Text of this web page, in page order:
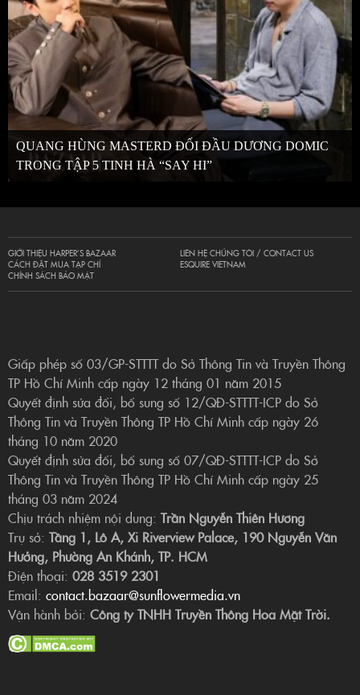
QUANG HÙNG MASTERD ĐỐI ĐẦU DƯƠNG DOMIC
TRONG TẬP 5 TINH HÀ “SAY HI”
GIỚI THIỆU HARPER’S BAZAAR
CÁCH ĐẶT MUA TẠP CHÍ
CHÍNH SÁCH BẢO MẬT
LIÊN HỆ CHÚNG TÔI / CONTACT US
ESQUIRE VIETNAM
Giấp phép số 03/GP-STTTT do Sở Thông Tin và Truyền Thông
TP Hồ Chí Minh cấp ngày 12 tháng 01 năm 2015
Quyết định sửa đổi, bổ sung số 12/QĐ-STTTT-ICP do Sở
Thông Tin và Truyền Thông TP Hồ Chí Minh cấp ngày 26
tháng 10 năm 2020
Quyết định sửa đổi, bổ sung số 07/QĐ-STTTT-ICP do Sở
Thông Tin và Truyền Thông TP Hồ Chí Minh cấp ngày 25
tháng 03 năm 2024
Chịu trách nhiệm nội dung: Trần Nguyễn Thiên Hương
Trụ sở: Tầng 1, Lô A, Xi Riverview Palace, 190 Nguyễn Văn
Hưởng, Phường An Khánh, TP. HCM
Điện thoại: 028 3519 2301
Email: contact.bazaar@sunflowermedia.vn
Vận hành bởi: Công ty TNHH Truyền Thông Hoa Mặt Trời.